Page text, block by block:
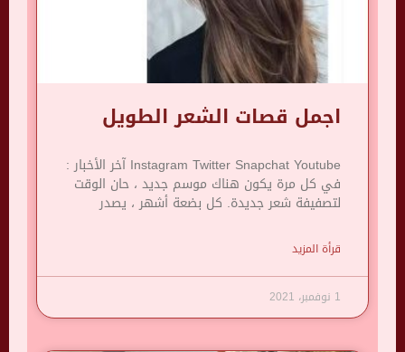
اجمل قصات الشعر الطويل
Instagram Twitter Snapchat Youtube آخر الأخبار :
في كل مرة يكون هناك موسم جديد ، حان الوقت
لتصفيفة شعر جديدة. كل بضعة أشهر ، يصدر
قرأة المزيد
1 نوفمبر، 2021